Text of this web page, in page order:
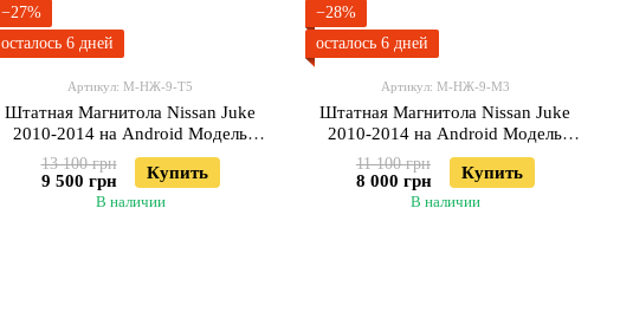
−27%
осталось 6 дней
Артикул: М-НЖ-9-Т5
Штатная Магнитола Nissan Juke
2010-2014 на Android Модель
XYAuto-5760-8octa-4G-DSP-
CarPlay
13 100 грн
9 500 грн Купить
В наличии
−28%
осталось 6 дней
Артикул: М-НЖ-9-М3
Штатная Магнитола Nissan Juke
2010-2014 на Android Модель
XYAuto-7212-8octa-CarPlay
11 100 грн
8 000 грн Купить
В наличии